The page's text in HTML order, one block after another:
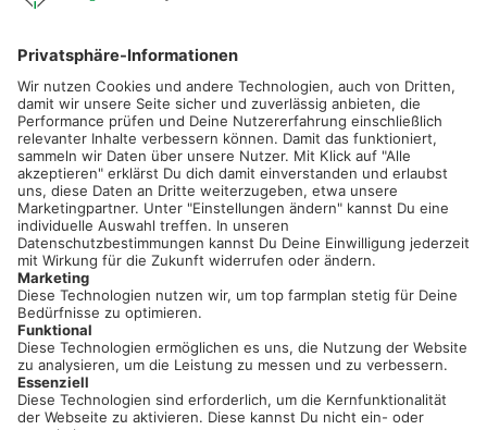
02501 801 44 84
service@topfarmplan.de
Sei immer auf dem Laufenden!
Neue Features, spannende Tipps und hilfreiche Anleitungen!
Registriere dich kostenlos!